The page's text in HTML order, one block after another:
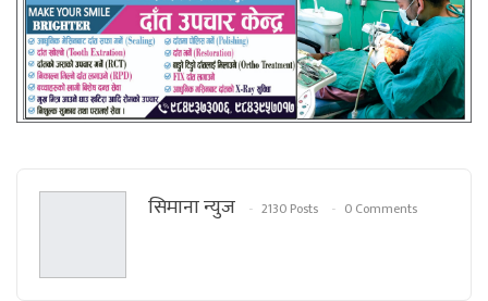
सिमाना न्युज 2130 Posts 0 Comments